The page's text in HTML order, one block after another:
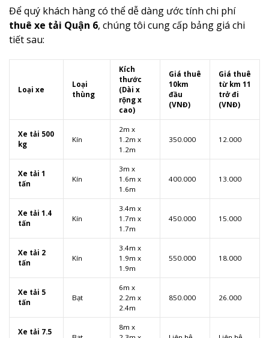
Để quý khách hàng có thể dễ dàng ước tính chi phí
thuê xe tải Quận 6, chúng tôi cung cấp bảng giá chi
tiết sau:
Loại xe
Loại
thùng
Kích
thước
(Dài x
rộng x
cao)
Giá thuê
10km
đầu
(VNĐ)
Giá thuê
từ km 11
trở đi
(VNĐ)
Xe tải 500
kg
Kín
2m x
1.2m x
1.2m
350.000 12.000
Xe tải 1
tấn
Kín
3m x
1.6m x
1.6m
400.000 13.000
Xe tải 1.4
tấn
Kín
3.4m x
1.7m x
1.7m
450.000 15.000
Xe tải 2
tấn
Kín
3.4m x
1.9m x
1.9m
550.000 18.000
Xe tải 5
tấn
Bạt
6m x
2.2m x
2.4m
850.000 26.000
Xe tải 7.5
8m x